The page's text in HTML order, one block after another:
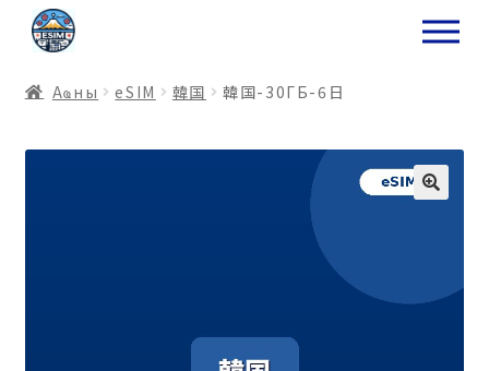
ナ
ビ
ー
ョ
コ
ン
ン
ス
Аҩны еSIM 韓国 韓国-30ГБ-6日